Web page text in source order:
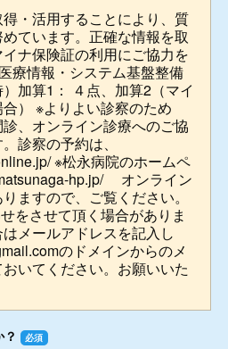
・活用することにより、質
ています。正確な情報を取
ナ保険証の利用にご協力を
療情報・システム基盤整備
加算1： ４点、加算2（マイ
） ※よりよい診察のため
、オンライン診療へのご協
診察の予約は、
※松永病院のホームペ
hp.jp/ オンライン
ますので、ご覧ください。
をさせて頂く場合がありま
メールアドレスを記入し
のドメインからのメ
いてください。お願いいた
必須